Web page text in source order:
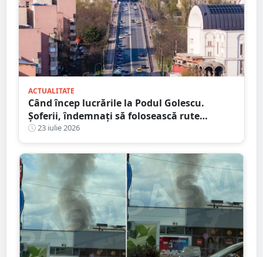
ACTUALITATE
Când încep lucrările la Podul Golescu.
Șoferii, îndemnați să folosească rute
alternative
23 iulie 2026